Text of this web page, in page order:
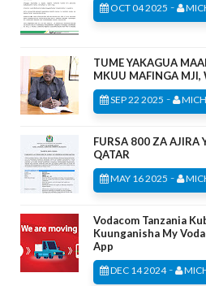
OCT 04 2025 -
TUME YAKAGUA
MKUU MAFINGA MJI,
SEP 22 2025 -
FURSA 800 ZA AJIRA
QATAR
MAY 16 2025 -
Vodacom Tanzania
Kuunganisha My
App
DEC 14 2024-